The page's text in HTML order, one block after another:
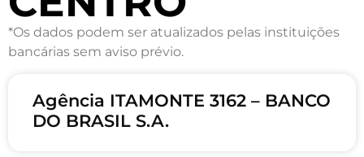
*Os dados podem ser atualizados pelas instituições
bancárias sem aviso prévio.
Agência ITAMONTE 3162 – BANCO
DO BRASIL S.A.